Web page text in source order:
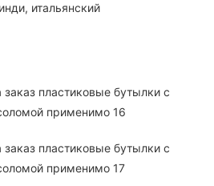
итальянский